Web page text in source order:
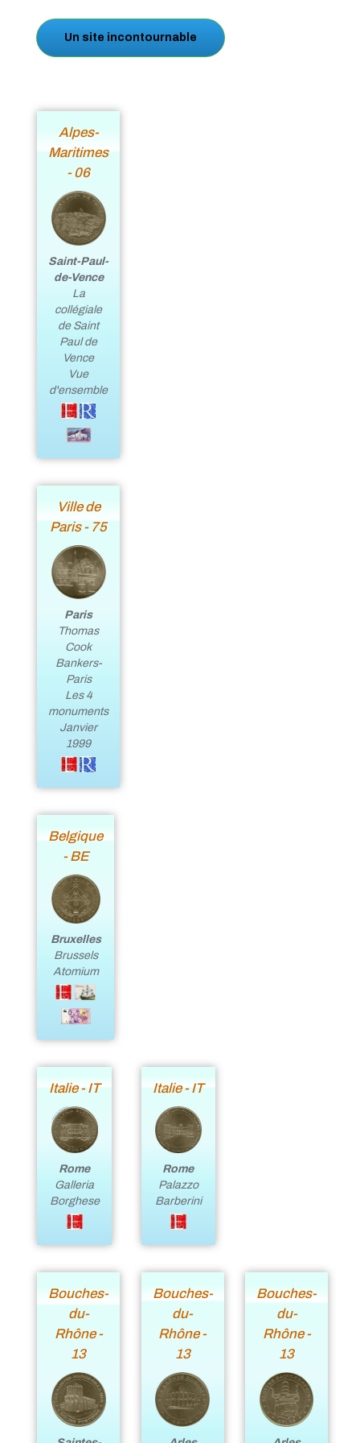
Un site incontournable
Alpes-
Maritimes
- 06
Saint-Paul-
de-Vence
La
collégiale
de Saint
Paul de
Vence
Vue
d'ensemble
Ville de
Paris - 75
Paris
Thomas
Cook
Bankers-
Paris
Les 4
monuments
Janvier
1999
Belgique
- BE
Bruxelles
Brussels
Atomium
Italie - IT
Rome
Galleria
Borghese
Italie - IT
Rome
Palazzo
Barberini
Bouches-
du-
Rhône -
13
Bouches-
du-
Rhône -
13
Bouches-
du-
Rhône -
13